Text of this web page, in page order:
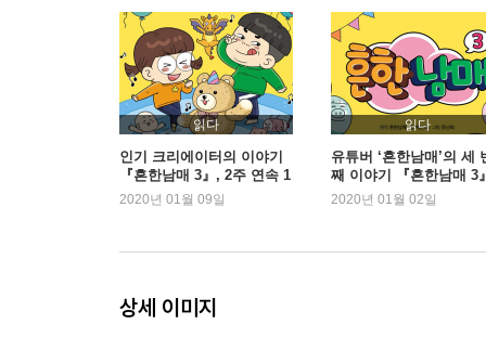
12화 현실 남매 VS 상상 남매 156
우당탕탕 홈 비디오 168
읽다
인기 크리에이터의 이야기
『흔한남매 3』, 2주 연속 1
위
2020년 01월 09일
읽다
유튜버 ‘흔한남매’의 세
째 이야기 『흔한남매 3
위 등극
2020년 01월 02일
상세 이미지